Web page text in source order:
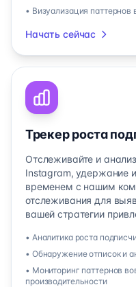
• Визуализация паттернов
Начать сейчас
Трекер роста
Отслеживайте и
Instagram, удержание
временем с нашим
отслеживания для
вашей стратегии
• Аналитика роста
• Обнаружение отписок и
• Мониторинг паттернов
производительности